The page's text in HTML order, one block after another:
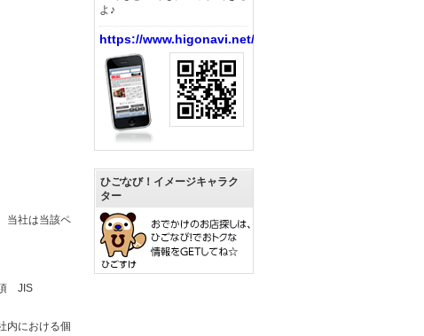
当社は当該ペ
項 JIS
内における個
よ♪
https://www.higonavi.net/
ひごなび！イメージキャラク
ター